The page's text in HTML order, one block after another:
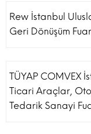
Rew İstanbul
Geri Dönüşüm
TÜYAP COMVEX
Ticari Araçlar,
Tedarik Sanayi